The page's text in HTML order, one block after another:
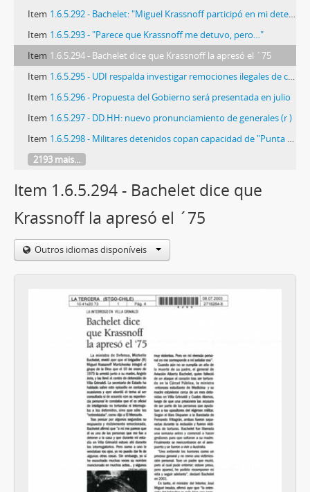
Item 1.6.5.292 - Bachelet: "Miguel Krassnoff participó en mi detención"
Item 1.6.5.293 - "Parece que Krassnoff me detuvo, pero…"
Item 1.6.5.294 - Bachelet dice que Krassnoff la apresó el ´75
Item 1.6.5.295 - UDI respalda investigar remociones ilegales de cuerpos de desaparecidos
Item 1.6.5.296 - Propuesta del Gobierno será presentada en julio
Item 1.6.5.297 - DD.HH: nuevo pronunciamiento de generales (r )
Item 1.6.5.298 - Militares detenidos copan capacidad de "Punta Peuco II"
2193 mais...
Item 1.6.5.294 - Bachelet dice que
Krassnoff la apresó el ´75
Outros idiomas disponíveis